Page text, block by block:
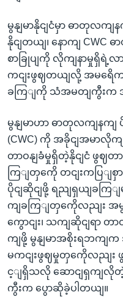
မွနျမာနိုငျငံမှာ ဓာတုလက
နိုငျတယျ၊ နောကျ CWC
စာခြုပျကို လိုကျနာမှုရှိရဲ့လ
ကငျးဖွဈတယျလို့ အမရေိက
ခကြျကို သံအမတျကွီးက အ
မွနျမာဟာ ဓာတုလကျနကျ
(CWC) ကို အခိုငျအမာလိုက
တာဝနျခံမှုရှိတဲ့နိုငျငံ ဖွဈတ
ကြျတှကေို တငျးကပြျစှာ
ပိုငျဆိုငျဖို့ ရညျရှယျခကြ
ကျခကြျတှကေိုလညျး အမွ
ကွောငျး၊ သကျဆိုငျရာ
ကျဖို့ မွနျမာအစိုးရဘကျက
မကငျးဖွဈမှုတှကေိုလညျး
င့ျရှိသလို ဆောငျရှကျ
ကွီးက ပွောဆိုခဲ့ပါတယျ။